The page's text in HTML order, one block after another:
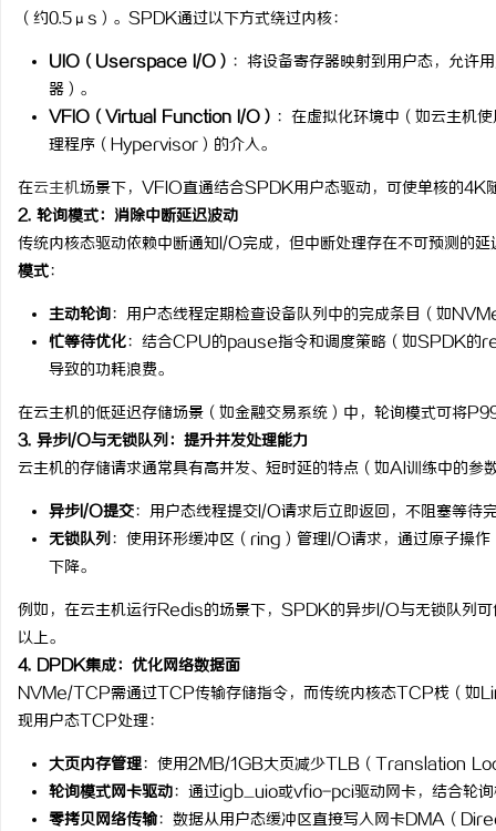
（约0.5μs）。SPDK通过以下方式绕过内核：
UIO（Userspace I/O） ：将设备寄存器映射到用户态，允许
器）。
VFIO（Virtual Function I/O） ：在虚拟化环境中（如云主机
理程序（Hypervisor）的介入。
在云主机场景下，VFIO直通结合SPDK用户态驱动，可使单核的4K
2. 轮询模式：消除中断延迟波动
传统内核态驱动依赖中断通知I/O完成，但中断处理存在不可预测的
模式：
主动轮询：用户态线程定期检查设备队列中的完成条目（如
忙等待优化：结合CPU的pause指令和调度策略（如SPDK的
导致的功耗浪费。
在云主机的低延迟存储场景（如金融交易系统）中，轮询模式可将
3. 异步I/O与无锁队列：提升并发处理能力
云主机的存储请求通常具有高并发、短时延的特点（如AI训练中的
异步I/O提交：用户态线程提交I/O请求后立即返回，不阻塞等待
无锁队列：使用环形缓冲区（ring）管理I/O请求，通过原子操
下降。
例如，在云主机运行Redis的场景下，SPDK的异步I/O与无锁队列
以上。
4. DPDK集成：优化网络数据面
NVMe/TCP需通过TCP传输存储指令，而传统内核态TCP栈（
现用户态TCP处理：
大页内存管理：使用2MB/1GB大页减少TLB（Translation
轮询模式网卡驱动：通过igb_uio或vfio-pci驱动网卡，结合轮询
零拷贝网络传输：数据从用户态缓冲区直接写入网卡DMA（